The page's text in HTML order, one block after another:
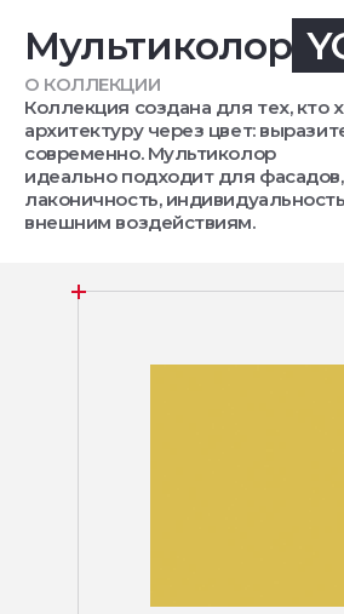
Мультиколор
О КОЛЛЕКЦИИ
Коллекция создана для тех, кто
архитектуру через цвет:
современно. Мультиколор
идеально подходит для
лаконичность,
внешним воздействиям.